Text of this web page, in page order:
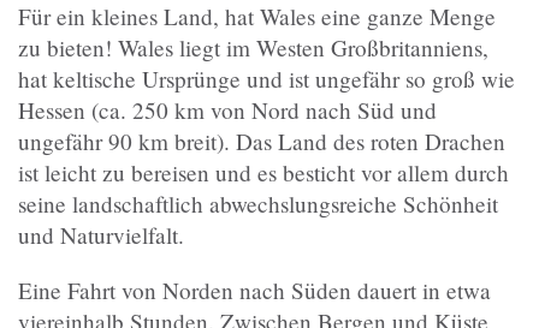
Für ein kleines Land, hat Wales eine ganze Menge
zu bieten! Wales liegt im Westen Großbritanniens,
hat keltische Ursprünge und ist ungefähr so groß wie
Hessen (ca. 250 km von Nord nach Süd und
ungefähr 90 km breit). Das Land des roten Drachen
ist leicht zu bereisen und es besticht vor allem durch
seine landschaftlich abwechslungsreiche Schönheit
und Naturvielfalt.
Eine Fahrt von Norden nach Süden dauert in etwa
viereinhalb Stunden. Zwischen Bergen und Küste